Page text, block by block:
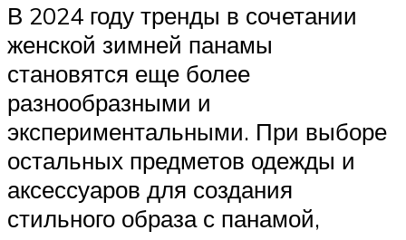
В 2024 году тренды в сочетании
женской зимней панамы
становятся еще более
разнообразными и
экспериментальными. При выборе
остальных предметов одежды и
аксессуаров для создания
стильного образа с панамой,